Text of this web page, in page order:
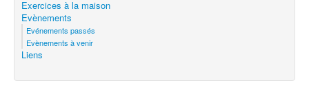
Exercices à la maison
Evènements
Evénements passés
Evènements à venir
Liens